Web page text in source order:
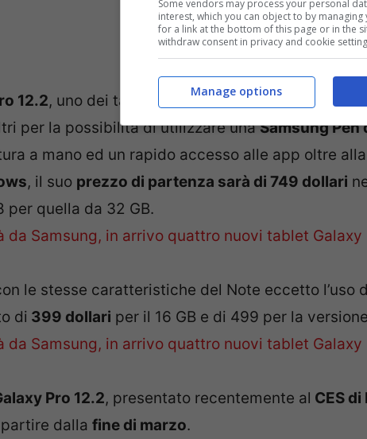
12.2, uno dei tablet che saranno in vendita dal 13
per la possibilità di utilizzare unaSamsung Pen
a mano ed un rapido accesso alle app oltre
, il suo prezzo di partenza sarà di 749 dollari
per quella da 32 GB.
le stesse caratteristiche del Note eccetto l’uso
di 399 dollari per il 16 GB e di 499 per la
Pro 12.2, presentato recentemente al CES di
dalla fine di marzo.
Some vendors may process your personal
interest, which you can object to by
for a link at the bottom of this page or in the
withdraw consent in privacy and cookie
Manage options